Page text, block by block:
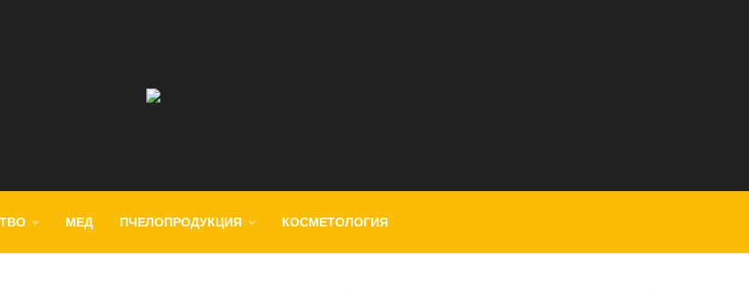
МЕД ПЧЕЛОПРОДУКЦИЯ КОСМЕТОЛОГИЯ